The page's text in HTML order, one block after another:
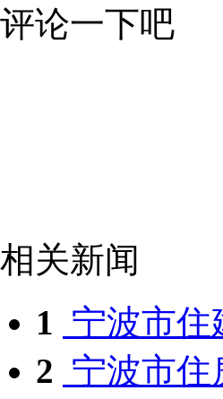
评论一下吧
相关新闻
1 宁波市住
2 宁波市住